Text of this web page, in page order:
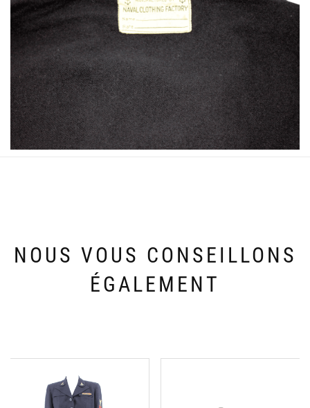
NOUS VOUS CONSEILLONS
ÉGALEMENT